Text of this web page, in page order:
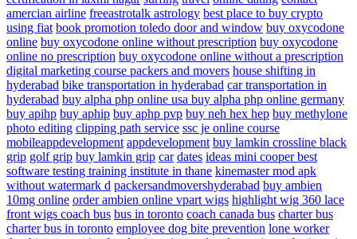
amercian airline freeastrotalk astrology best place to buy crypto
using fiat book promotion toledo door and window buy oxycodone
online buy oxycodone online without prescription buy oxycodone
online no prescription buy oxycodone online without a prescription
digital marketing course packers and movers house shifting in
hyderabad bike transportation in hyderabad car transportation in
hyderabad buy alpha php online usa buy alpha php online germany
buy apihp buy aphip buy aphp pvp buy neh hex hep buy methylone
photo editing clipping path service ssc je online course
mobileappdevelopment appdevelopment buy lamkin crossline black
grip golf grip buy lamkin grip car dates ideas mini cooperbest
software testing training institute in thane kinemaster mod apk
without watermark d packersandmovershyderabad buy ambien
10mg online order ambien online vpart wigs highlight wig 360 lace
front wigs coach bus bus in toronto coach canada bus charter bus
charter bus in toronto employee dog bite prevention lone worker